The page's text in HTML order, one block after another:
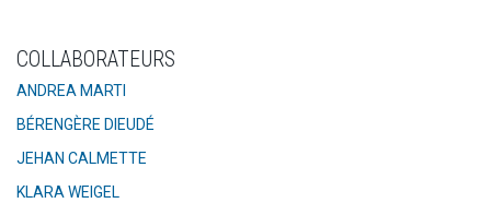
COLLABORATEURS
ANDREA MARTI
BÉRENGÈRE DIEUDÉ
JEHAN CALMETTE
KLARA WEIGEL